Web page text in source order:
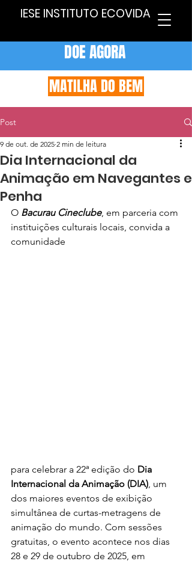
IESE INSTITUTO ECOVIDA
DOE AGORA
MATILHA DO BEM
Post
Dia Internacional da
Animação em Navegantes e
Penha
9 de out. de 2025 2 min de leitura
O Bacurau Cineclube, em parceria com
instituições culturais locais, convida a
comunidade
para celebrar a 22ª edição do Dia
Internacional da Animação (DIA), um
dos maiores eventos de exibição
simultânea de curtas-metragens de
animação do mundo. Com sessões
gratuitas, o evento acontece nos dias
28 e 29 de outubro de 2025, em